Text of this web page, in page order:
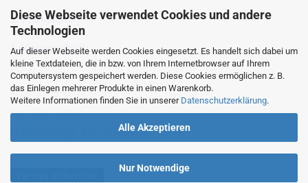
Diese Webseite verwendet Cookies und andere
Technologien
Auf dieser Webseite werden Cookies eingesetzt. Es handelt sich dabei um
kleine Textdateien, die in bzw. von Ihrem Internetbrowser auf Ihrem
Computersystem gespeichert werden. Diese Cookies ermöglichen z. B.
das Einlegen mehrerer Produkte in einen Warenkorb.
Weitere Informationen finden Sie in unserer Datenschutzerklärung.
Alle Akzeptieren
Nur Notwendige
1A-Angelshop-
Ladengeschäft::
Regattastr. 66
12527 Berlin
Tel.: 030/67890006
Mobil/WhatsApp: 0176 550 90 773